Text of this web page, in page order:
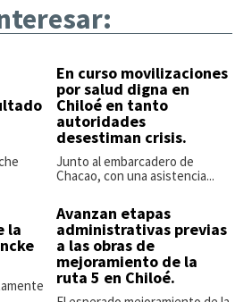
En curso movilizaciones
por salud digna en
Chiloé en tanto
autoridades
desestiman crisis.
Junto al embarcadero de
Chacao, con una asistencia...
la
Avanzan etapas
administrativas previas
a las obras de
mejoramiento de la
ruta 5 en Chiloé.